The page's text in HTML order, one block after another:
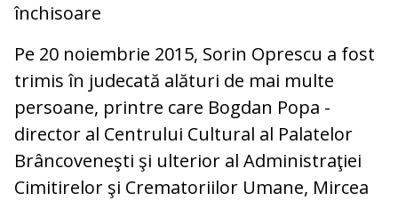
închisoare
Pe 20 noiembrie 2015, Sorin Oprescu a fost
trimis în judecată alături de mai multe
persoane, printre care Bogdan Popa -
director al Centrului Cultural al Palatelor
Brâncoveneşti şi ulterior al Administraţiei
Cimitirelor şi Crematoriilor Umane, Mircea